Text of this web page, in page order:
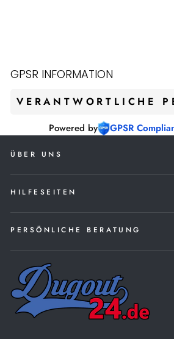
GPSR INFORMATION
VERANTWORTLICHE
Powered by GPSR
ÜBER UNS
HILFESEITEN
PERSÖNLICHE BERATUNG